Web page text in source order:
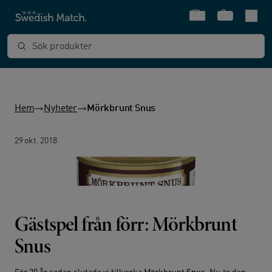
SnabbvalVarukorg
Sök produkter
Hem Nyheter Mörkbrunt Snus
29 okt. 2018
Gästspel från förr: Mörkbrunt
Snus